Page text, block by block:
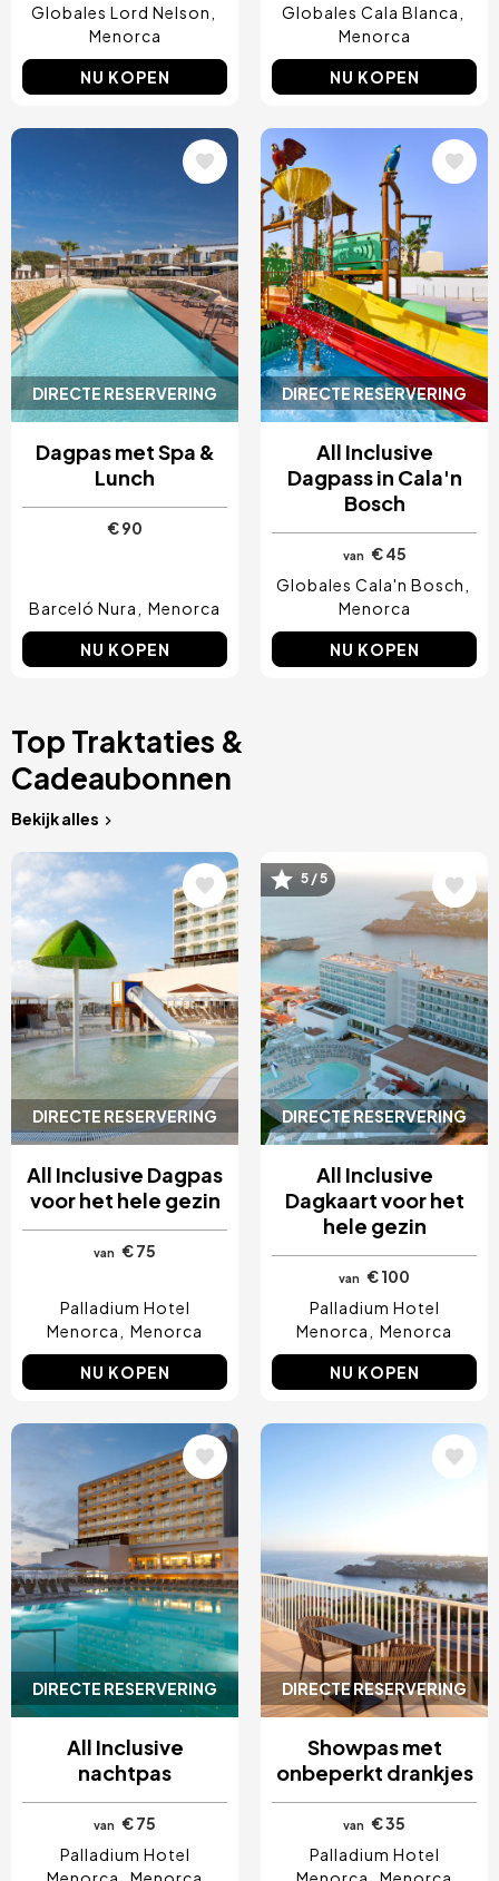
Globales Lord Nelson
Menorca
NU KOPEN
Globales Cala Blanca
Menorca
NU KOPEN
DIRECTE RESERVERING
Dagpas met Spa &
Lunch
€ 90
Barceló Nura Menorca
NU KOPEN
DIRECTE RESERVERING
Afbeelding
All Inclusive
Dagpass in Cala'n
Bosch
van € 45
Globales Cala'n Bosch
Menorca
NU KOPEN
Top Traktaties &
Cadeaubonnen
Bekijk alles
DIRECTE RESERVERING
Afbeelding
All Inclusive Dagpas
voor het hele gezin
van € 75
Palladium Hotel
Menorca
Menorca
NU KOPEN
DIRECTE RESERVERING
Afbeelding
5 / 5
All Inclusive
Dagkaart voor het
hele gezin
van
€ 100
Palladium Hotel
Menorca
Menorca
NU KOPEN
DIRECTE RESERVERING
Afbeelding
All Inclusive
nachtpas
van
€ 75
Palladium Hotel
DIRECTE RESERVERING
Afbeelding
Showpas met
onbeperkt drankjes
van
€ 35
Palladium Hotel